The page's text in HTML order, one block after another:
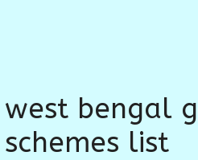
west bengal
schemes list